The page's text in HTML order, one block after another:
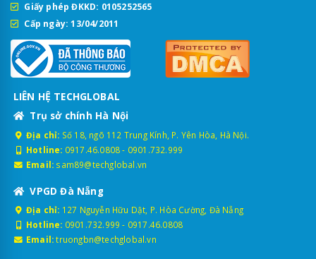
Giấy phép ĐKKD: 0105252565
Cấp ngày: 13/04/2011
LIÊN HỆ TECHGLOBAL
Trụ sở chính Hà Nội
Địa chỉ: Số 18, ngõ 112 Trung Kính, P. Yên Hòa, Hà Nội.
Hotline: 0917.46.0808- 0901.732.999
Email: sam89@techglobal.vn
VPGD Đà Nẵng
Địa chỉ: 127 Nguyễn Hữu Dật, P. Hòa Cường, Đà Nẵng
Hotline: 0901.732.999 - 0917.46.0808
Email: truongbn@techglobal.vn